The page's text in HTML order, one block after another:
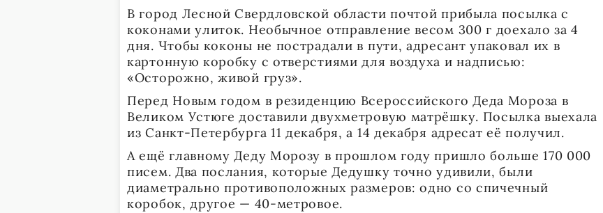
В город Лесной Свердловской области почтой прибыла посылка с
коконами улиток. Необычное отправление весом 300 г доехало за 4
дня. Чтобы коконы не пострадали в пути, адресант упаковал их в
картонную коробку с отверстиями для воздуха и надписью:
«Осторожно, живой груз».
Перед Новым годом в резиденцию Всероссийского Деда Мороза в
Великом Устюге доставили двухметровую матрёшку. Посылка выехала
из Санкт-Петербурга 11 декабря, а 14 декабря адресат её получил.
А ещё главному Деду Морозу в прошлом году пришло больше 170 000
писем. Два послания, которые Дедушку точно удивили, были
диаметрально противоположных размеров: одно со спичечный
коробок, другое — 40-метровое.